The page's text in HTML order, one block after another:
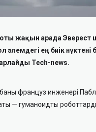
жақын арада
әлемдегі ең биік
Tech-news.
француз инженері
— гуманоидты